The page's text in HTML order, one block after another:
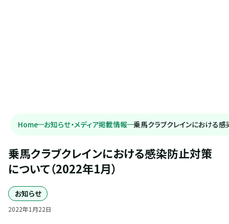
Home お知らせ・メディア掲載情報 乗馬クラブクレインにおける
乗馬クラブクレインにおける感染防止対策
について（2022年1月）
お知らせ
2022年1 月22日